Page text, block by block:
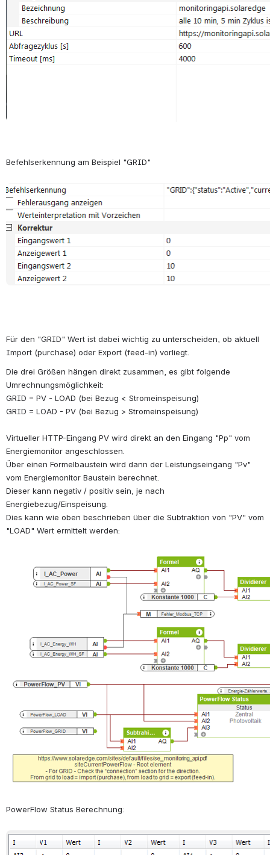
Befehlserkennung am Beispiel "GRID"
öffnen
Für den "GRID" Wert ist dabei wichtig zu unterscheiden, ob aktuell
Import (purchase) oder Export (feed-in) vorliegt.
Die drei Größen hängen direkt zusammen, es gibt folgende
Umrechnungsmöglichkeit:
GRID = PV - LOAD (bei Bezug < Stromeinspeisung)
GRID = LOAD - PV (bei Bezug > Stromeinspeisung)
Virtueller HTTP-Eingang PV wird direkt an den Eingang "Pp" vom
Energiemonitor angeschlossen.
Über einen Formelbaustein wird dann der Leistungseingang "Pv"
vom Energiemonitor Baustein berechnet.
Dieser kann negativ / positiv sein, je nach
Energiebezug/Einspeisung.
Dies kann wie oben beschrieben über die Subtraktion von "PV" vom
"LOAD" Wert ermittelt werden:
PowerFlow Status Berechnung:
öffnen